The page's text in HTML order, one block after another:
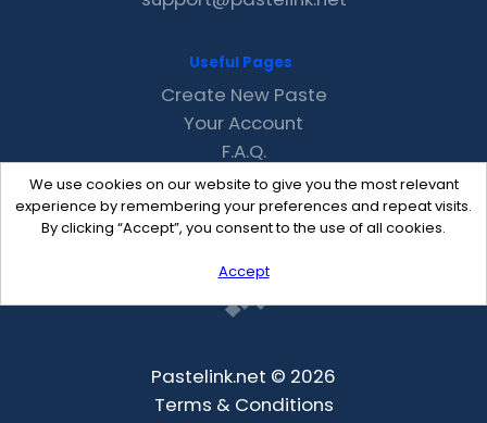
We use cookies on our website to give you the most relevant
experience by remembering your preferences and repeat visits.
By clicking “Accept”, you consent to the use of all cookies.
Accept
Useful Pages
Create New Paste
Your Account
F.A.Q.
Recent
Contact
Pastelink.net © 2026
Terms & Conditions